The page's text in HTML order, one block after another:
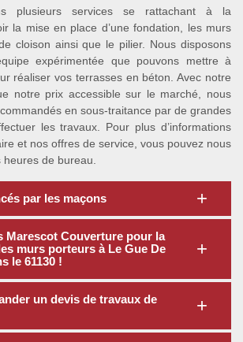
plusieurs services se rattachant à la
la mise en place d’une fondation, les murs
cloison ainsi que le pilier. Nous disposons
expérimentée que pouvons mettre à
réaliser vos terrasses en béton. Avec notre
notre prix accessible sur le marché, nous
en sous-traitance par de grandes
les travaux. Pour plus d’informations
et nos offres de service, vous pouvez nous
de bureau.
par les maçons
Marescot Couverture pour la
murs porteurs à Le Gue De
le 61130 !
un devis de travaux de